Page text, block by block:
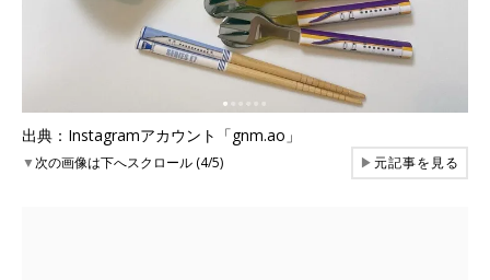
出典：Instagramアカウント「gnm.ao」
▼次の画像は下へスクロール (4/5) ▶元記事を見る